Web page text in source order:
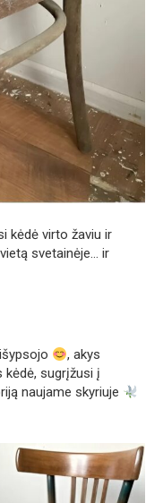
kėdė virto žaviu ir
svetainėje… ir
, akys
kėdė, sugrįžusi į
naujame skyriuje